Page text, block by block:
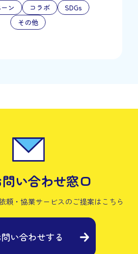
ン コラボ
SDGs
その他
い合わせ窓口
頼・協業サービスのご提案はこちら
い合わせする